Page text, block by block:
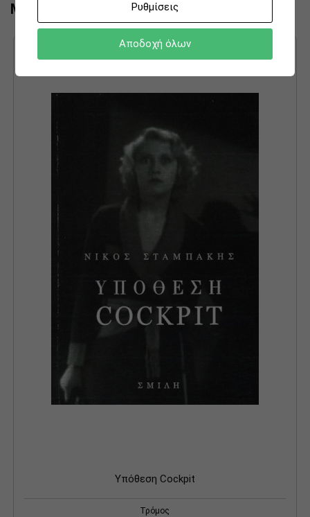
Μπορεί να σας ενδιαφέρει ακομα:
Υπόθεση Cockpit
Τρόμος
Ρυθμίσεις
Αποδοχή όλων